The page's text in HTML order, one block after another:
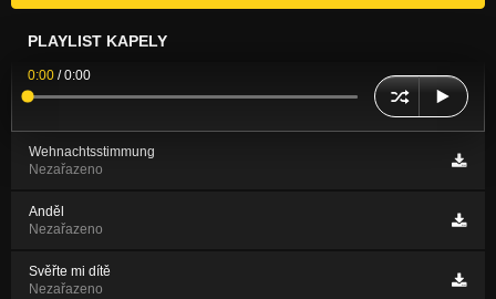
PLAYLIST KAPELY
0:00 /0:00
Wehnachtsstimmung
Nezařazeno
Anděl
Nezařazeno
Svěřte mi dítě
Nezařazeno